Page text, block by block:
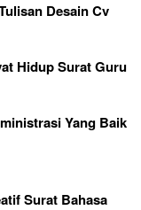
Desain Cv
Hidup Surat Guru
Yang Baik
Surat Bahasa